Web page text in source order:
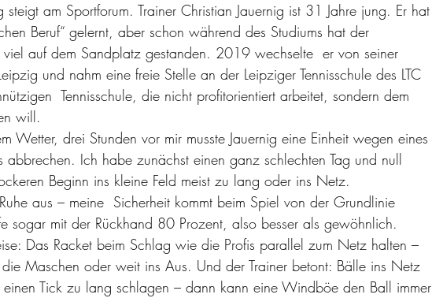
am Sportforum. Trainer Christian Jauernig ist 31 Jahre jung. Er hat
Beruf“ gelernt, aber schon während des Studiums hat der
viel auf dem Sandplatz gestanden. 2019 wechselte  er von seiner
und nahm eine freie Stelle an der Leipziger Tennisschule des LTC
Tennisschule, die nicht profitorientiert arbeitet, sondern dem
will.
Wetter, drei Stunden vor mir musste Jauernig eine Einheit wegen eines
abbrechen. Ich habe zunächst einen ganz schlechten Tag und null
Beginn ins kleine Feld meist zu lang oder ins Netz.
aus – meine  Sicherheit kommt beim Spiel von der Grundlinie
sogar mit der Rückhand 80 Prozent, also besser als gewöhnlich.
Das Racket beim Schlag wie die Profis parallel zum Netz halten –
Maschen oder weit ins Aus. Und der Trainer betont: Bälle ins Netz
Tick zu lang schlagen – dann kann eine Windböe den Ball immer